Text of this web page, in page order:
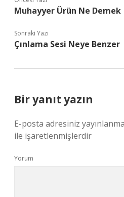
Muhayyer Ürün Ne Demek
Sonraki Yazı
Çınlama Sesi Neye Benzer
Bir yanıt yazın
E-posta adresiniz
ile işaretlenmişlerdir
Yorum